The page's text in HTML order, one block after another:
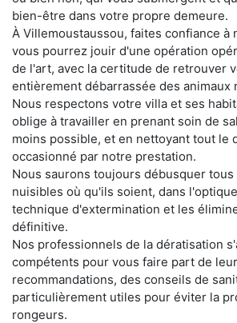
bien-être dans votre propre demeure.
À Villemoustaussou, faites confiance à
vous pourrez jouir d'une opération
de l'art, avec la certitude de retrouver
entièrement débarrassée des animaux
Nous respectons votre villa et ses
oblige à travailler en prenant soin de
moins possible, et en nettoyant tout le
occasionné par notre prestation.
Nous saurons toujours débusquer tous
nuisibles où qu'ils soient, dans
technique d'extermination et les
définitive.
Nos professionnels de la dératisation
compétents pour vous faire part de
recommandations, des conseils de
particulièrement utiles pour éviter la
rongeurs.